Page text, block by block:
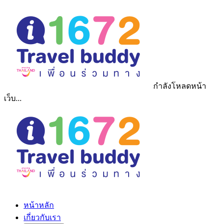
กำลังโหลดหน้า
เว็บ...
หน้าหลัก
เกี่ยวกับเรา